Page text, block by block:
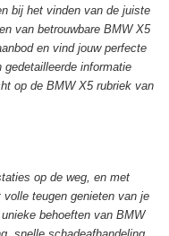
bij het vinden van de juiste
van betrouwbare BMW X5
en vind jouw perfecte
informatie
op de BMW X5 rubriek van
op de weg, en met
teugen genieten van je
behoeften van BMW